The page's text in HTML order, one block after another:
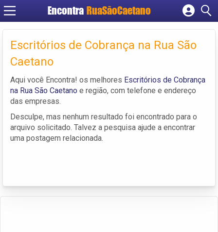
Encontra RuaSãoCaetano
Cadastrar empresa
Criar conta
Escritórios de Cobrança na Rua São
Caetano
Aqui você Encontra! os melhores Escritórios de Cobrança
na Rua São Caetano e região, com telefone e endereço
das empresas.
Desculpe, mas nenhum resultado foi encontrado para o
arquivo solicitado. Talvez a pesquisa ajude a encontrar
uma postagem relacionada.